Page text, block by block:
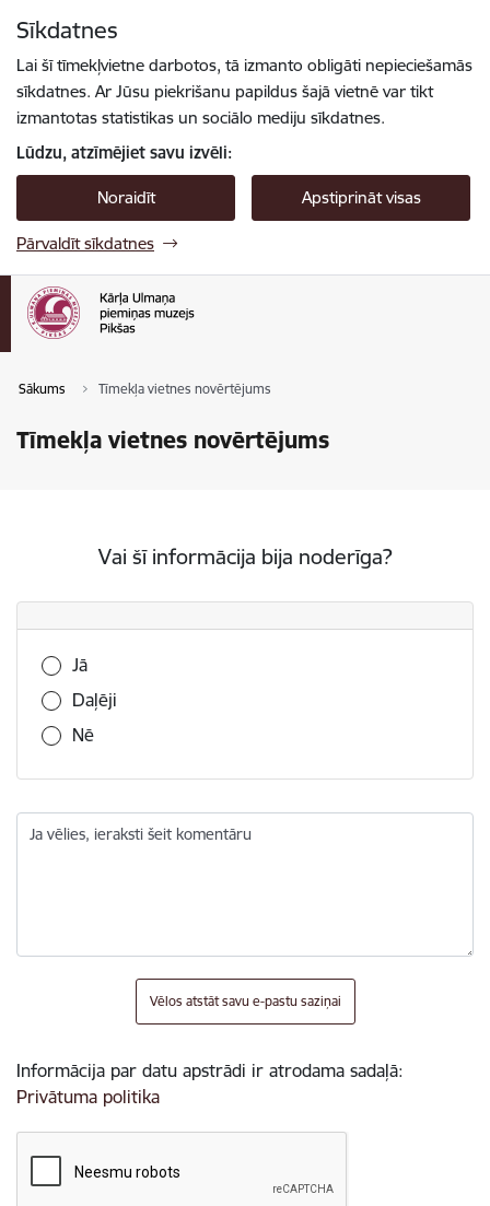
Sīkdatnes
Lai šī tīmekļvietne darbotos, tā izmanto obligāti nepieciešamās
sīkdatnes. Ar Jūsu piekrišanu papildus šajā vietnē var tikt
izmantotas statistikas un sociālo mediju sīkdatnes.
Lūdzu, atzīmējiet savu izvēli:
Noraidīt Apstiprināt visas
Pārvaldīt sīkdatnes
Sākums Tīmekļa vietnes novērtējums
Tīmekļa vietnes novērtējums
Vai šī informācija bija noderīga?
Vai šī informācija bija noderīga?
Jā
Daļēji
Nē
Ja vēlies, ieraksti šeit komentāru
Vēlos atstāt savu e-pastu saziņai
Informācija par datu apstrādi ir atrodama sadaļā:
Privātuma politika